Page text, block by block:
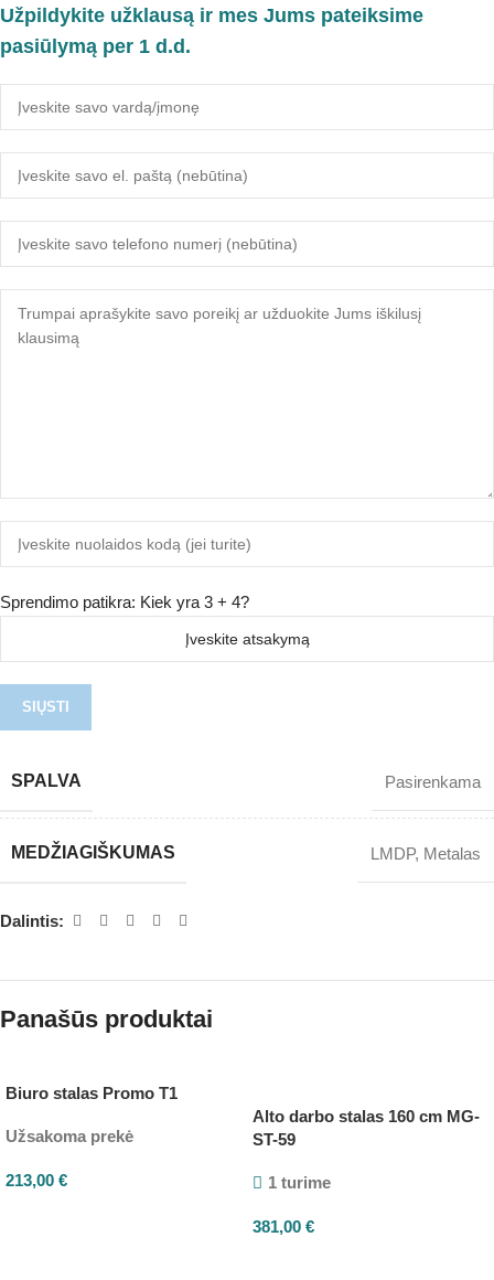
Užpildykite užklausą ir mes Jums pateiksime
pasiūlymą per 1 d.d.
Sprendimo patikra: Kiek yra 3 + 4?
SPALVA Pasirenkama
MEDŽIAGIŠKUMAS LMDP, Metalas
Dalintis:
Panašūs produktai
Biuro stalas Promo T1
Užsakoma prekė
213,00 €
Alto darbo stalas 160 cm MG-
ST-59
1 turime
381,00 €